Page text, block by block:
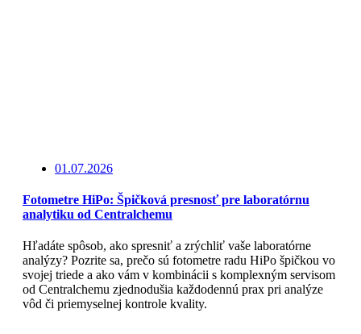
01.07.2026
Fotometre HiPo: Špičková presnosť pre laboratórnu
analytiku od Centralchemu
Hľadáte spôsob, ako spresniť a zrýchliť vaše laboratórne
analýzy? Pozrite sa, prečo sú fotometre radu HiPo špičkou vo
svojej triede a ako vám v kombinácii s komplexným servisom
od Centralchemu zjednodušia každodennú prax pri analýze
vôd či priemyselnej kontrole kvality.